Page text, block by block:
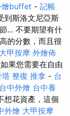
燴buffet - 記帳
到斯洛文尼亞斯
... 不要期望有什
的分數，而且很
大甲按摩 外燴佈
如果您需要在自由
塔 整復 推拿 - 台
台中外燴 台中養
想花資產，這個
外燴 大甲按摩